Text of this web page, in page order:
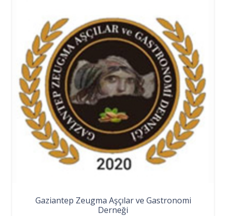
Gaziantep Zeugma Aşçılar ve Gastronomi
Derneği